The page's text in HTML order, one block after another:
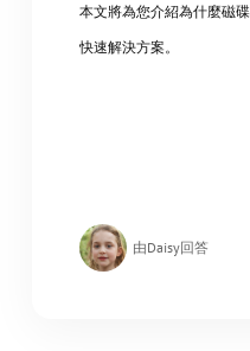
本文將為您介紹為什麼磁
快速解決方案。
由Daisy回答